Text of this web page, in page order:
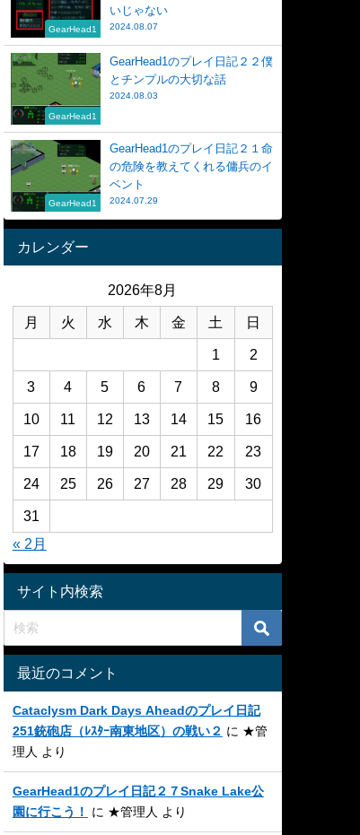
GearHead1
いじゃない
2024.08.07
GearHead1
GearHead1のプレイ日記２２僕
とチンプルの大切な話
2024.08.03
GearHead1
GearHead1のプレイ日記２１命
の危険を教えてくれる傭兵のイ
ベント
2024.07.29
カレンダー
2026年8月
月 火 水 木 金 土 日
1 2
3 4 5 6 7 8 9
10 11 12 13 14 15 16
17 18 19 20 21 22 23
24 25 26 27 28 29 30
31
« 2月
サイト内検索
最近のコメント
Cataclysm Dark Days Aheadのプレイ日記
251銃砲店（ﾚｽﾀｰ南東地区）の戦い２ に ★管
理人
より
GearHead1のプレイ日記２７Snake Lake公
園に行こう！
に ★管理人 より